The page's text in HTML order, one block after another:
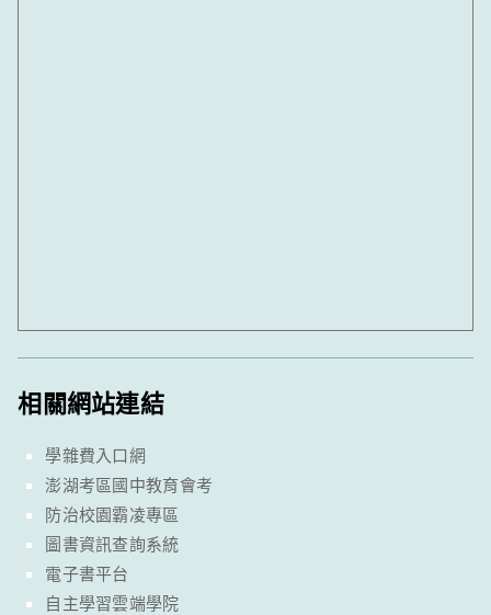
相關網站連結
學雜費入口網
澎湖考區國中教育會考
防治校園霸凌專區
圖書資訊查詢系統
電子書平台
自主學習雲端學院